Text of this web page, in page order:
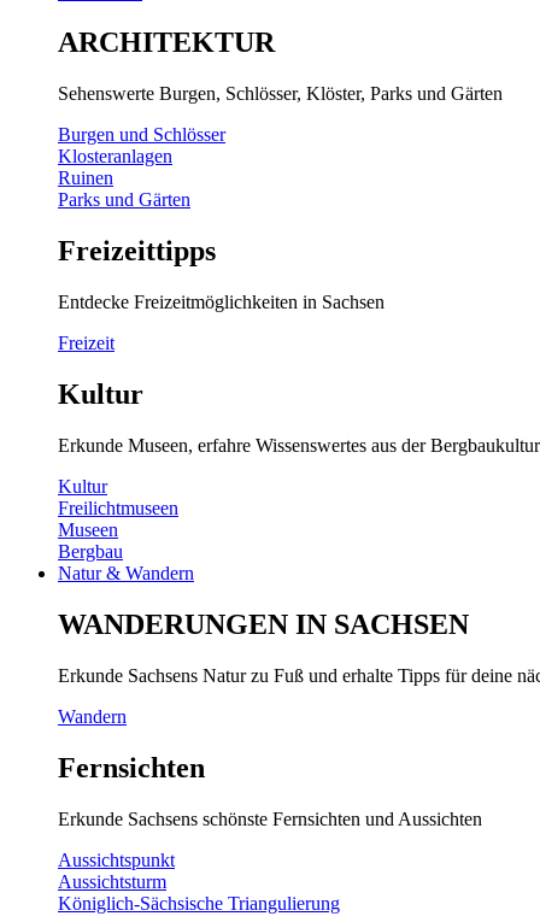
ARCHITEKTUR
Sehenswerte Burgen, Schlösser, Klöster, Parks und Gärten
Burgen und Schlösser
Klosteranlagen
Ruinen
Parks und Gärten
Freizeittipps
Entdecke Freizeitmöglichkeiten in Sachsen
Freizeit
Kultur
Erkunde Museen, erfahre Wissenswertes aus der
Kultur
Freilichtmuseen
Museen
Bergbau
Natur & Wandern
WANDERUNGEN IN SACHSEN
Erkunde Sachsens Natur zu Fuß und erhalte Tipps für deine
Wandern
Fernsichten
Erkunde Sachsens schönste Fernsichten und Aussichten
Aussichtspunkt
Aussichtsturm
Königlich-Sächsische Triangulierung